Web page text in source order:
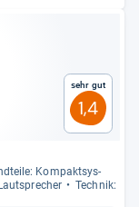
Sehr gut
1,4
Kom­pakt­sys­
Tech­nik: